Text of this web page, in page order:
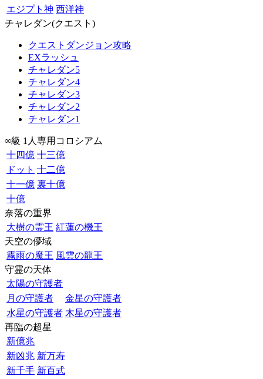
エジプト神 西洋神
チャレダン(クエスト)
クエストダンジョン攻略
EXラッシュ
チャレダン5
チャレダン4
チャレダン3
チャレダン2
チャレダン1
∞級 1人専用コロシアム
十四億 十三億
ドット 十二億
十一億 裏十億
十億
奈落の重界
大樹の霊王 紅蓮の機王
天空の儚域
霧雨の魔王 風雲の龍王
守霊の天体
太陽の守護者
月の守護者
金星の守護者
水星の守護者 木星の守護者
再臨の超星
新億兆
新凶兆 新万寿
新千手 新百式